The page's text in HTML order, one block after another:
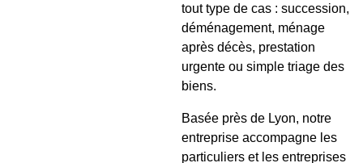
tout type de cas : succession,
déménagement, ménage
après décès, prestation
urgente ou simple triage des
biens.
Basée près de Lyon, notre
entreprise accompagne les
particuliers et les entreprises